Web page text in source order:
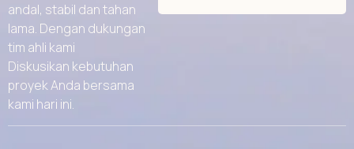
andal, stabil dan tahan
lama. Dengan dukungan
tim ahli kami
Diskusikan kebutuhan
proyek Anda bersama
kami hari ini.